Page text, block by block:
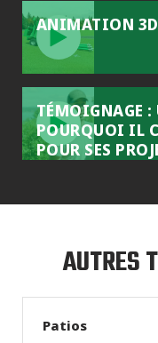
ANIMATION
TÉMOIGNAGE :
POURQUOI IL
POUR SES
AUTRES
Patios